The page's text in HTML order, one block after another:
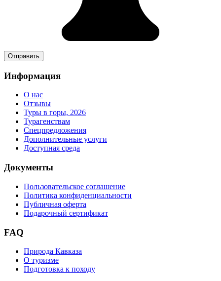
Информация
О нас
Отзывы
Туры в горы, 2026
Турагенствам
Спецпредложения
Дополнительные услуги
Доступная среда
Документы
Пользовательское соглашение
Политика конфиденциальности
Публичная оферта
Подарочный сертификат
FAQ
Природа Кавказа
О туризме
Подготовка к походу